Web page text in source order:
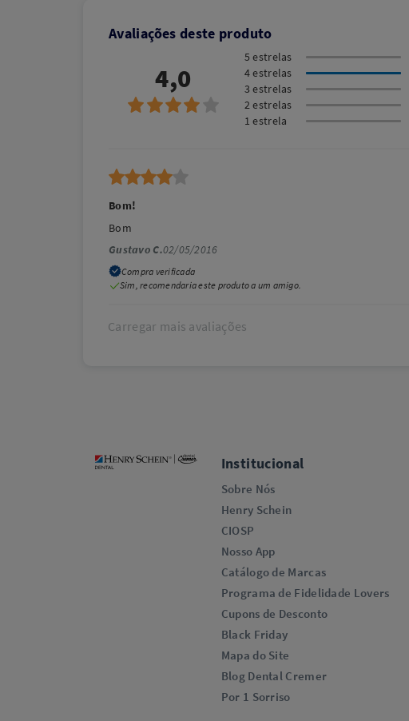
Avaliações deste produto
4,0
5 estrelas
4 estrelas
3 estrelas
2 estrelas
1 estrela
Bom!
Bom
Gustavo C.02/05/2016
Compra verificada
Sim, recomendaria este produto a um amigo.
Carregar mais avaliações
Institucional
Sobre Nós
Henry Schein
CIOSP
Nosso App
Catálogo de Marcas
Programa de Fidelidade Lovers​
Cupons de Desconto
Black Friday
Mapa do Site
Blog Dental Cremer
Por 1 Sorriso